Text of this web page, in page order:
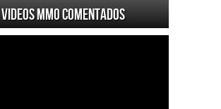
Videos MMO Comentados